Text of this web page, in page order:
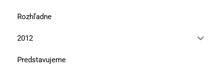
Rozhľadne
2012
Predstavujeme